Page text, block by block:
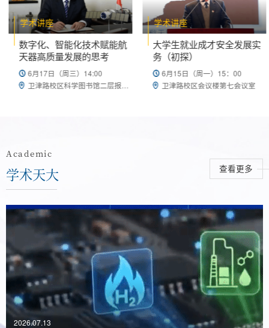
请想象你的右手腕长出‘第六指’，试
着用它去抓握。”实验室...
为“人生困...
能化技术赋能航
发展的思考
（周三）14:00
卫津路校区科学图书馆二层报告厅
学术讲座
大学生就业成才安全发展实
务（初探）
6月15日（周一）15：00
卫津路校区会议楼第七会议室
学术讲座
新型互
Academic
学术天大 查看更多
2026.07.13